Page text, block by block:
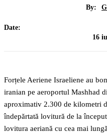
By:
Date:
16
Forțele Aeriene Israeliene au
iranian pe aeroportul Mashhad
aproximativ 2.300 de kilometri
îndepărtată lovitură de la
lovitura aeriană cu cea mai